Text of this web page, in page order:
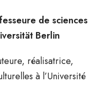
de sciences
Berlin
réalisatrice,
à l’Université